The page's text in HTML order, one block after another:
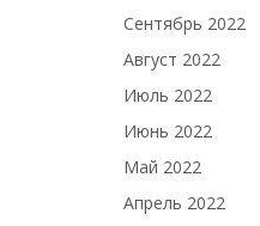
Сентябрь 2022
Август 2022
Июль 2022
Июнь 2022
Май 2022
Апрель 2022